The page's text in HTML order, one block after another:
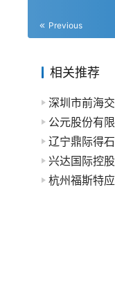
Previous
相关推荐
深圳市前海
公元股份有
辽宁鼎际得
兴达国际控
杭州福斯特